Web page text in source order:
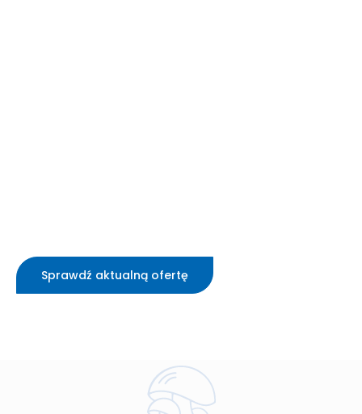
Sprawdź aktualną ofertę